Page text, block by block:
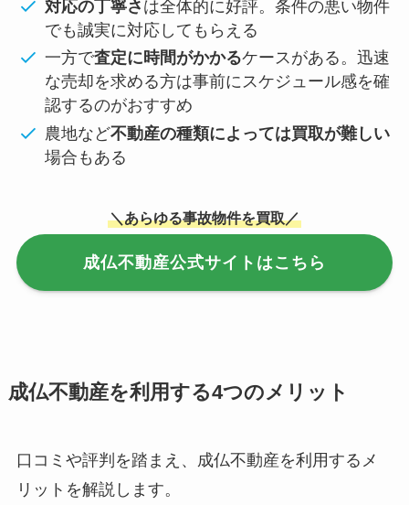
対応の丁寧さ は全体的に好評。条件の悪い物件
でも誠実に対応してもらえる
一方で査定に時間がかかるケースがある。迅速
な売却を求める方は事前にスケジュール感を確
認するのがおすすめ
農地など不動産の種類によっては買取が難しい
場合もある
＼あらゆる事故物件を買取／
成仏不動産公式サイトはこちら
成仏不動産を利用する4つのメリット
口コミや評判を踏まえ、成仏不動産を利用するメ
リットを解説します。